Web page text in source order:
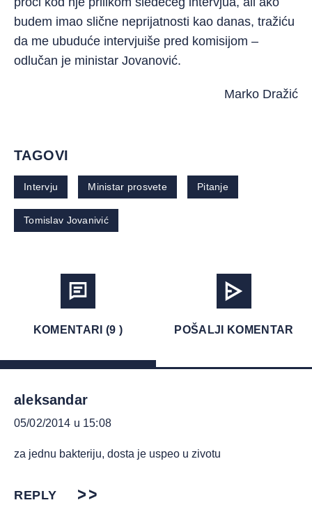
budem imao slične neprijatnosti kao danas, tražiću
da me ubuduće intervjuiše pred komisijom –
odlučan je ministar Jovanović.
Marko Dražić
TAGOVI
Intervju Ministar prosvete Pitanje
Tomislav Jovanivić
KOMENTARI (9 ) POŠALJI KOMENTAR
aleksandar
05/02/2014 u 15:08
za jednu bakteriju, dosta je uspeo u zivotu
REPLY